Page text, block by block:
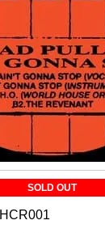
SOLD OUT
HCR001